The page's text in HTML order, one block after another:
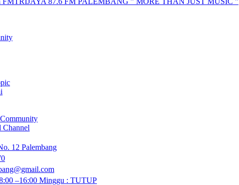
Channel
12 Palembang
–16:00 Minggu : TUTUP